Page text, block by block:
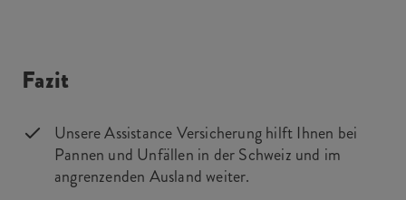
Fazit
Unsere Assistance Versicherung hilft Ihnen bei
Pannen und Unfällen in der Schweiz und im
angrenzenden Ausland weiter.